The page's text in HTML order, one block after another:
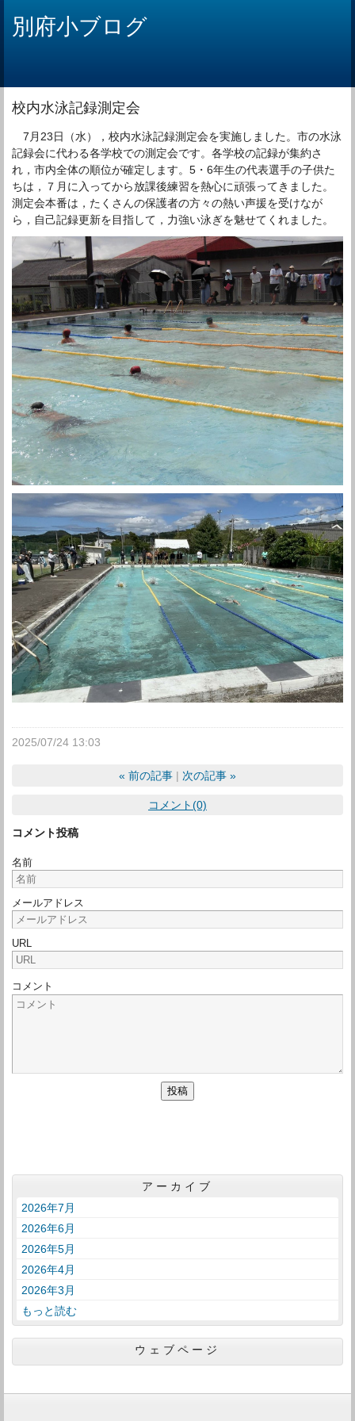
別府小ブログ
校内水泳記録測定会
7月23日（水），校内水泳記録測定会を実施しました。市の水泳
記録会に代わる各学校での測定会です。各学校の記録が集約さ
れ，市内全体の順位が確定します。5・6年生の代表選手の子供た
ちは，７月に入ってから放課後練習を熱心に頑張ってきました。
測定会本番は，たくさんの保護者の方々の熱い声援を受けなが
ら，自己記録更新を目指して，力強い泳ぎを魅せてくれました。
2025/07/24 13:03
« 前の記事 次の記事 »
コメント(0)
コメント投稿
名前
メールアドレス
URL
コメント
アーカイブ
2026年7月
2026年6月
2026年5月
2026年4月
2026年3月
もっと読む
ウェブページ